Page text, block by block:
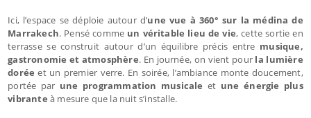
Ici, l’espace se déploie autour d’une vue à 360° sur la médina de
Marrakech. Pensé comme un véritable lieu de vie, cette sortie en
terrasse se construit autour d’un équilibre précis entre musique,
gastronomie et atmosphère. En journée, on vient pour la lumière
dorée et un premier verre. En soirée, l’ambiance monte doucement,
portée par une programmation musicale et une énergie plus
vibrante à mesure que la nuit s’installe.